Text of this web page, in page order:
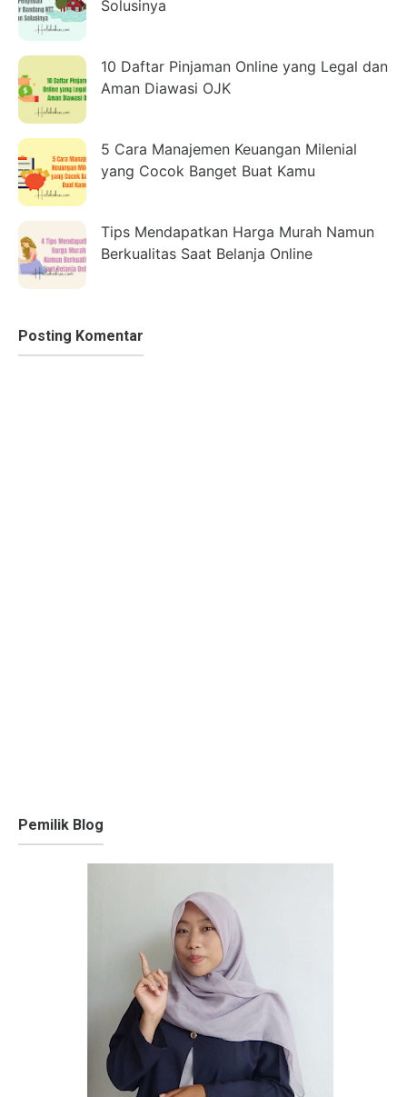
Solusinya
10 Daftar Pinjaman Online yang Legal dan
Aman Diawasi OJK
5 Cara Manajemen Keuangan Milenial
yang Cocok Banget Buat Kamu
Tips Mendapatkan Harga Murah Namun
Berkualitas Saat Belanja Online
Posting Komentar
Pemilik Blog